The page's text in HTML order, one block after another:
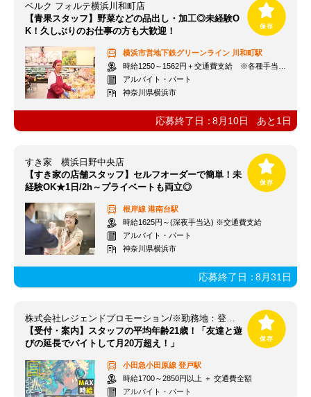
ベルク フォルテ横浜川和町店
【青果スタッフ】野菜などの品出し・加工◎未経験O
K！久しぶりのお仕事の方も大歓迎！
横浜市営地下鉄グリーンライン 川和町駅
時給1250～1562円＋交通費支給 ※各種手当含む
アルバイト・パート
神奈川県横浜市
応募終了日：8月10日 あと 1 日
すき家 横浜日野中央店
【すき家の店舗スタッフ】セルフオーダーで簡単！未
経験OK★1日/2h～プライベートも両立◎
根岸線 港南台駅
時給1625円～(深夜手当込) ※交通費支給
アルバイト・パート
神奈川県横浜市
応募終了日：8月31日
株式会社レジェンドプロモーション/※勤務地：登戸駅周辺
【受付・案内】スタッフの平均年齢21歳！「友達と遊
びの延長でバイトして月20万超え！」
小田急小田原線 登戸駅
時給1700～2850円以上 ＋ 交通費全額
アルバイト・パート